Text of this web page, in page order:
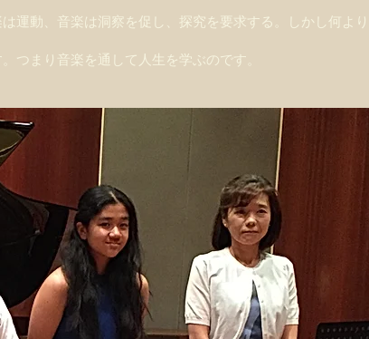
運動、音楽は洞察を促し、探究を要求する。しかし何よ
つまり音楽を通して人生を学ぶのです。